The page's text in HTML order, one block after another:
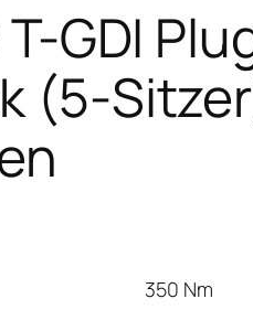
T-GDI
(5-
350 Nm